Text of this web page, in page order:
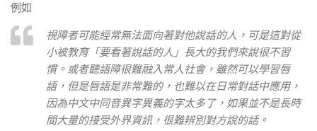
例如
視障者可能經常無法面向著對他說話的人，可是這對從
小被教育「要看著說話的人」長大的我們來說很不習
慣。或者聽語障很難融入常人社會，雖然可以學習唇
語，但是唇語是非常難的，也難以在日常對話中應用，
因為中文中同音異字異義的字太多了，如果並不是長時
間大量的接受外界資訊，很難辨別對方說的話。